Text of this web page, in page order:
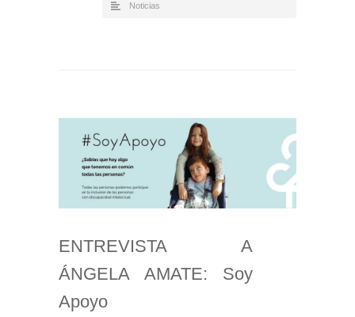
Noticias
ENTREVISTA A
ÁNGELA AMATE: Soy
Apoyo